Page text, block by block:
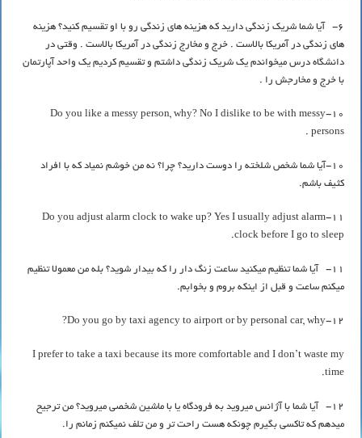
6- آیا شما شریک زندگی دارید که هزینه های زندگی رو با او تقسیم کنید؟ هزینه
های زندگی در آمریکا بالاست . خرج و مخارج زندگی در آمریکا بالاست . وقتی در
دانشگاه درس میخواندم یک شریک زندگی داشتم و تقسیم کردیم یک واحد آپارتمان
با خرج و مخارجش را .
10-Do you like a messy person, why? No I dislike to be with messy
persons .
10-آیا شما شخص شلخته را دوست دارید؟ چرا؟ نه من خوشم نمیاد که با افراد
کثیف باشم.
11-Do you adjust alarm clock to wake up? Yes I usually adjust alarm
clock before I go to sleep.
11- آیا شما تنظیم میکنید ساعت زنگ دار را که بیدار شوید؟ بله من معمولا تنظیم
میکنم ساعت و قبل از اینکه بروم و بخوابم.
12-Do you go by taxi agency to airport or by personal car, why?
I prefer to take a taxi because its more comfortable and I don’t waste my
time.
12- آیا شما با آژانس میروید به فرودگاه یا با ماشین شخصی میروید؟ من ترجیح
میدهم که تاکسی بگیرم چونکه هست راحت تر و من تلف نمیکنم زمانم را.